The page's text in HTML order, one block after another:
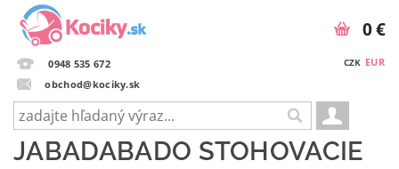
0948 535 672
obchod@kociky.sk
CZK EUR
0 €
JABADABADO STOHOVACIE